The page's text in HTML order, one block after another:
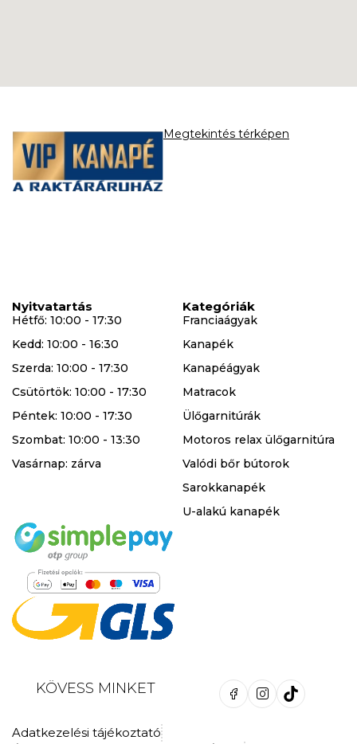
Megtekintés térképen
Nyitvatartás
Hétfő: 10:00 - 17:30
Kedd: 10:00 - 16:30
Szerda: 10:00 - 17:30
Csütörtök: 10:00 - 17:30
Péntek: 10:00 - 17:30
Szombat: 10:00 - 13:30
Vasárnap: zárva
Kategóriák
Franciaágyak
Kanapék
Kanapéágyak
Matracok
Ülőgarnitúrák
Motoros relax ülőgarnitúra
Valódi bőr bútorok
Sarokkanapék
U-alakú kanapék
KÖVESS MINKET
Adatkezelési tájékoztató